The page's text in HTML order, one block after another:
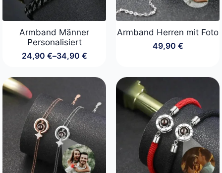
Armband Männer
Personalisiert
24,90 €–34,90 €
Preisspanne:
bis
Armband Herren mit Foto
49,90 €